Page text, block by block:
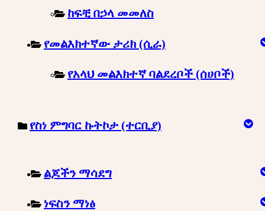
ከፍቺ በኃላ መመለስ
የመልእክተኛው ታሪክ (ሲራ)
የአላህ መልእክተኛ ባልደረቦች (ሰሀቦች)
የስነ ምግባር ኩትኮታ (ተርቢያ)
ልጆችን ማሳደግ
ነፍስን ማነፅ